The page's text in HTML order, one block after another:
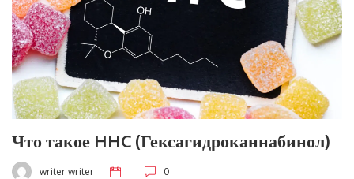
Что такое HHC (Гексагидроканнабинол)
writer writer 0